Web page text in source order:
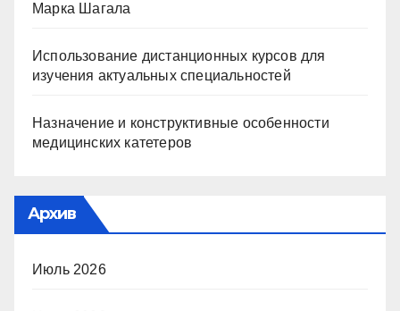
Марка Шагала
Использование дистанционных курсов для
изучения актуальных специальностей
Назначение и конструктивные особенности
медицинских катетеров
Архив
Июль 2026